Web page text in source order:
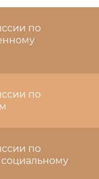
по
по
по
социальному